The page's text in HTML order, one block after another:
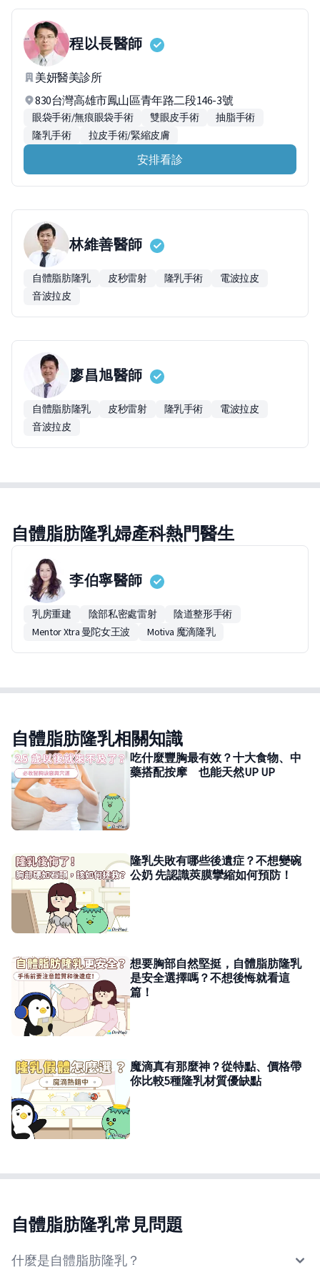
程以長醫師
美妍醫美診所
830台灣高雄市鳳山區青年路二段146-3號
眼袋手術/無痕眼袋手術 雙眼皮手術
抽脂手術
隆乳手術
拉皮手術/緊縮皮膚
安排看診
林維善醫師
自體脂肪隆乳 皮秒雷射 隆乳手術
電波拉皮
音波拉皮
廖昌旭醫師
自體脂肪隆乳 皮秒雷射 隆乳手術
電波拉皮
音波拉皮
自體脂肪隆乳婦產科熱門醫生
李伯寧醫師
乳房重建 陰部私密處雷射
陰道整形手術
Mentor Xtra 曼陀女王波
Motiva 魔滴隆乳
自體脂肪隆乳相關知識
吃什麼豐胸最有效？十大食物、中
藥搭配按摩 也能天然UP UP
隆乳失敗有哪些後遺症？不想變碗
公奶 先認識莢膜攣縮如何預防！
想要胸部自然堅挺，自體脂肪隆乳
是安全選擇嗎？不想後悔就看這
篇！
魔滴真有那麼神？從特點、價格帶
你比較5種隆乳材質優缺點
自體脂肪隆乳常見問題
什麼是自體脂肪隆乳？